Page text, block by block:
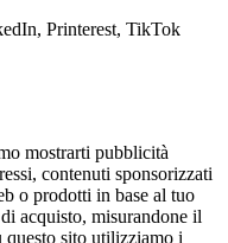
Printerest, TikTok
mostrarti pubblicità
contenuti sponsorizzati
o prodotti in base al tuo
acquisto, misurandone il
questo sito utilizziamo i